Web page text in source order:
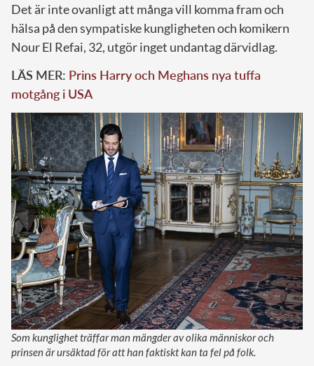
Det är inte ovanligt att många vill komma fram och
hälsa på den sympatiske kungligheten och komikern
Nour El Refai, 32, utgör inget undantag därvidlag.
LÄS MER: Prins Harry och Meghans nya tuffa
motgång i USA
Som kunglighet träffar man mängder av olika människor och
prinsen är ursäktad för att han faktiskt kan ta fel på folk.